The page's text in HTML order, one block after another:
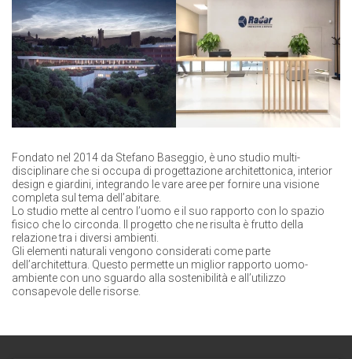
Fondato nel 2014 da Stefano Baseggio, è uno studio multi-
disciplinare che si occupa di progettazione architettonica, interior
design e giardini, integrando le vare aree per fornire una visione
completa sul tema dell’abitare.
Lo studio mette al centro l’uomo e il suo rapporto con lo spazio
fisico che lo circonda. Il progetto che ne risulta è frutto della
relazione tra i diversi ambienti.
Gli elementi naturali vengono considerati come parte
dell’architettura. Questo permette un miglior rapporto uomo-
ambiente con uno sguardo alla sostenibilità e all’utilizzo
consapevole delle risorse.